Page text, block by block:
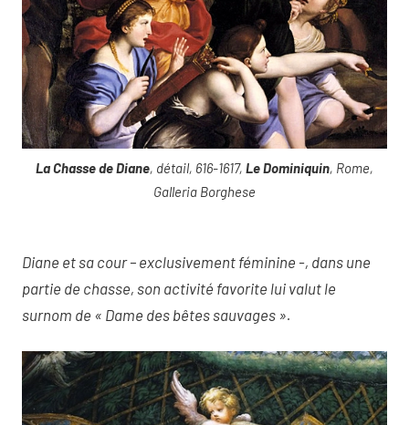
La Chasse de Diane, détail, 616-1617, Le Dominiquin, Rome,
Galleria Borghese
Diane et sa cour – exclusivement féminine -, dans une
partie de chasse, son activité favorite lui valut le
surnom de « Dame des bêtes sauvages ».